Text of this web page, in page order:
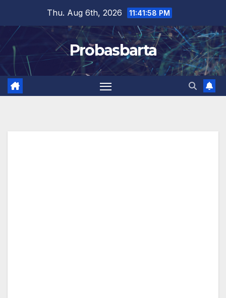
content
Thu. Aug 6th, 2026 11:41:59 PM
Probasbarta